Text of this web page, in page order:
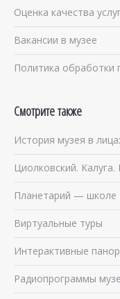
Оценка качества
Вакансии в музее
Политика обработки
Смотрите также
История музея в
Циолковский.
Планетарий — школе
Виртуальные туры
Интерактивные
Радиопрограммы